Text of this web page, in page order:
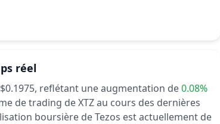
réel
reflétant une augmentation de0.08%
de trading de XTZ au cours des dernières
boursière de Tezos est actuellement de